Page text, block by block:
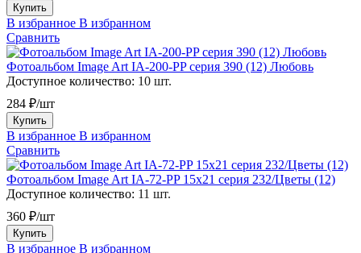
Купить
В избранное В избранном
Сравнить
Фотоальбом Image Art IA-200-PP серия 390 (12) Любовь
Доступное количество: 10 шт.
284 ₽/шт
Купить
В избранное В избранном
Сравнить
Фотоальбом Image Art IA-72-PP 15х21 серия 232/Цветы (12)
Доступное количество: 11 шт.
360 ₽/шт
Купить
В избранное В избранном